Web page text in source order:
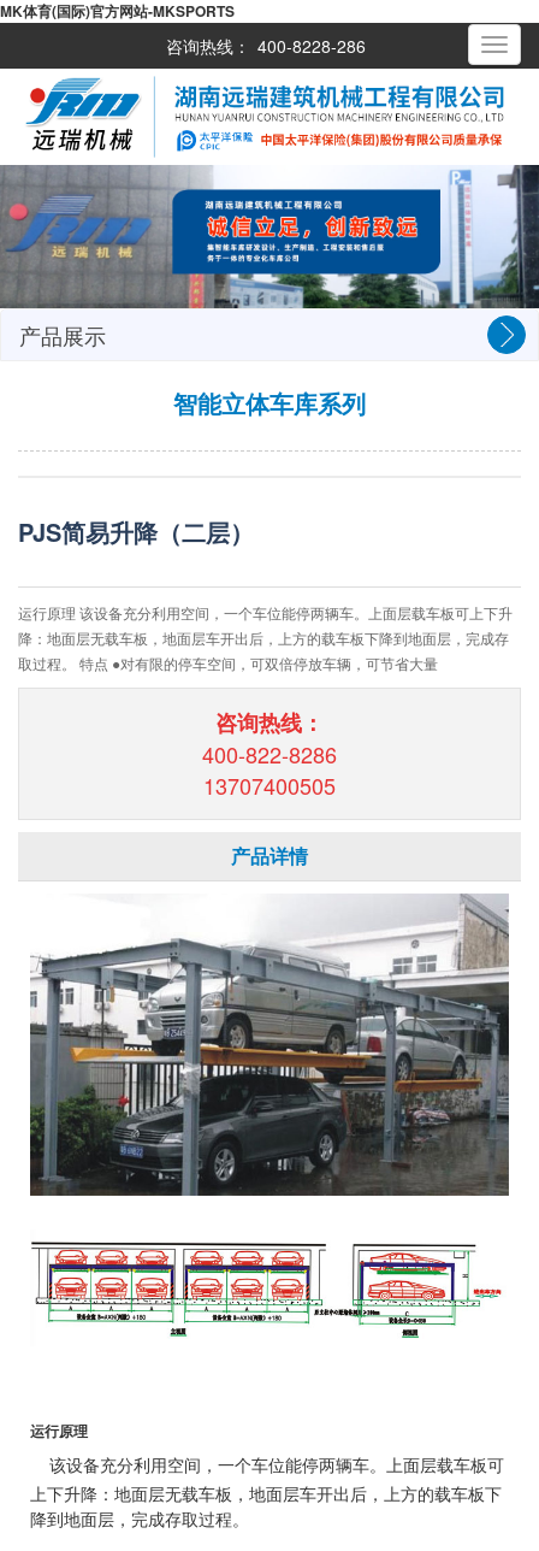
MK体育(国际)官方网站-MKSPORTS
咨询热线： 400-8228-286
产品展示
智能立体车库系列
PJS简易升降（二层）
运行原理 该设备充分利用空间，一个车位能停两辆车。上面层载车板可上下升
降：地面层无载车板，地面层车开出后，上方的载车板下降到地面层，完成存
取过程。 特点 ●对有限的停车空间，可双倍停放车辆，可节省大量
咨询热线：
400-822-8286
13707400505
产品详情
运行原理
该设备充分利用空间，一个车位能停两辆车。上面层载车板可
上下升降：地面层无载车板，地面层车开出后，上方的载车板下
降到地面层，完成存取过程。
Toggle